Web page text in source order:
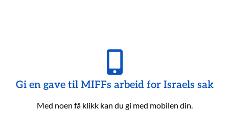
Gi en gave til MIFFs arbeid for Israels sak
Med noen få klikk kan du gi med mobilen din.